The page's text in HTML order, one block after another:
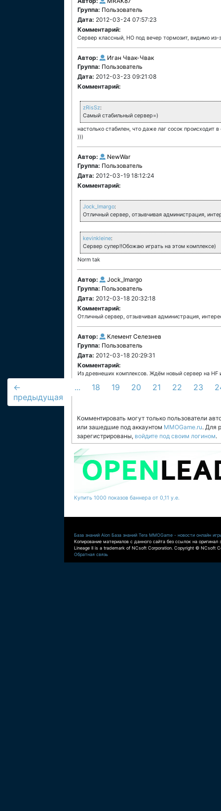
Группа: Пользователь
Дата: 2012-03-24 07:57:23
Комментарий:
Сервер классный, НО под вечер тормозит, видимо
Автор:
Иган Чвак-Чвак
Группа: Пользователь
Дата: 2012-03-23 09:21:08
Комментарий:
zRisSz:
Самый стабильный сервер=)
настолько стабилен, что даже лаг сосок
)))
Автор:
NewWar
Группа: Пользователь
Дата: 2012-03-19 18:12:24
Комментарий:
Jock_Imargo:
Отличный сервер, отзывчивая администрация,
kevinkleine:
Cервер супер!!Обожаю играть на этом комплексе)
Norm tak
Автор:
Jock_Imargo
Группа: Пользователь
Дата: 2012-03-18 20:32:18
Комментарий:
Отличный сервер, отзывчивая администрация,
Автор:
Клемент Селезнев
Группа: Пользователь
Дата: 2012-03-18 20:29:31
Комментарий:
Из древнеших комплексов. Ждём новый сервер на HF
←
предыдущая
... 18 19 20 21 22 23
Комментировать могут только пользователи
или зашедшие под аккаунтом MMOGame.ru. Для
зарегистрированы, войдите под своим логином.
Купить 1000 показов баннера от 0,11 у.е.
База знаний Aion База знаний Tera MMOGame - новости онлайн
Копирование материалов с данного сайта без ссылок на оригинал
Lineage II is a trademark of NCsoft Corporation. Copyright © NCsoft
Обратная связь